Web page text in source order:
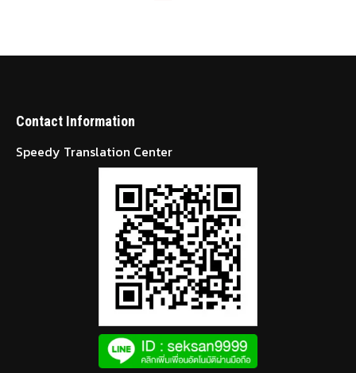
Contact Information
Speedy Translation Center